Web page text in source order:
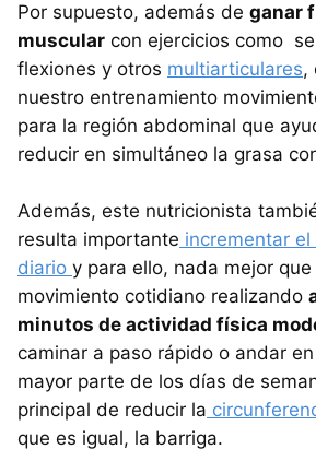
Por supuesto, además de ganar
muscular con ejercicios como
flexiones y otros multiarticulares,
nuestro entrenamiento
para la región abdominal que
reducir en simultáneo la grasa
Además, este nutricionista
resulta importante incrementar
diario y para ello, nada mejor
movimiento cotidiano realizando
minutos de actividad física
caminar a paso rápido o andar
mayor parte de los días de
principal de reducir la
que es igual, la barriga.